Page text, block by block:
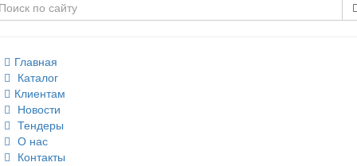
Главная
Каталог
Клиентам
Новости
Тендеры
О нас
Контакты